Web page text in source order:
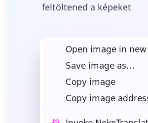
feltöltened a képeket